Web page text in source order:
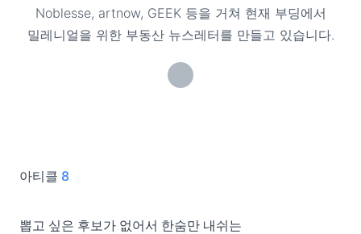
Noblesse, artnow, GEEK 등을 거쳐 현재 부딩에서
밀레니얼을 위한 부동산 뉴스레터를 만들고 있습니다.
아티클 8
뽑고 싶은 후보가 없어서 한숨만 내쉬는